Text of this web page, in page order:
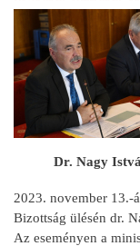
Dr. Nagy
2023. november 13.-
Bizottság ülésén dr.
Az eseményen a